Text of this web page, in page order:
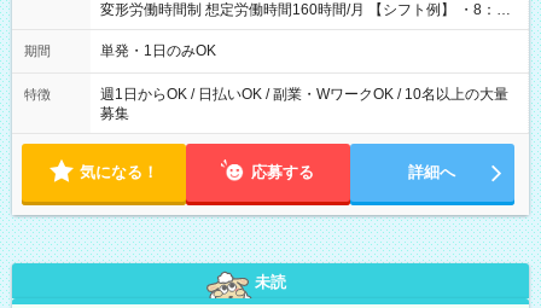
変形労働時間制 想定労働時間160時間/月 【シフト例】 ・8：00
～21：00
期間 単発・1日のみOK
特徴
週1日からOK / 日払いOK / 副業・WワークOK / 10名以上の大量
募集
気になる！ 応募する 詳細へ
未読